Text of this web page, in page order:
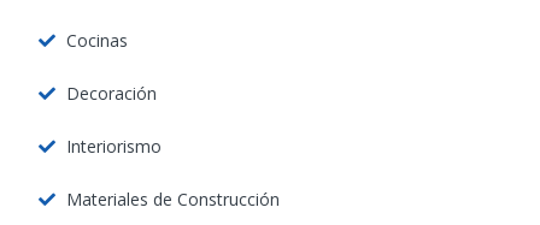
Cocinas
Decoración
Interiorismo
Materiales de Construcción